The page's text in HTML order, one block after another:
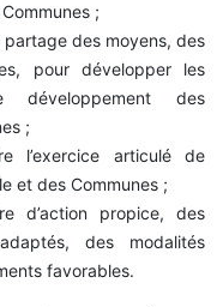
;
des moyens, des
pour développer les
des
;
l’exercice articulé de
et des Communes ;
d’action propice, des
des modalités
favorables.